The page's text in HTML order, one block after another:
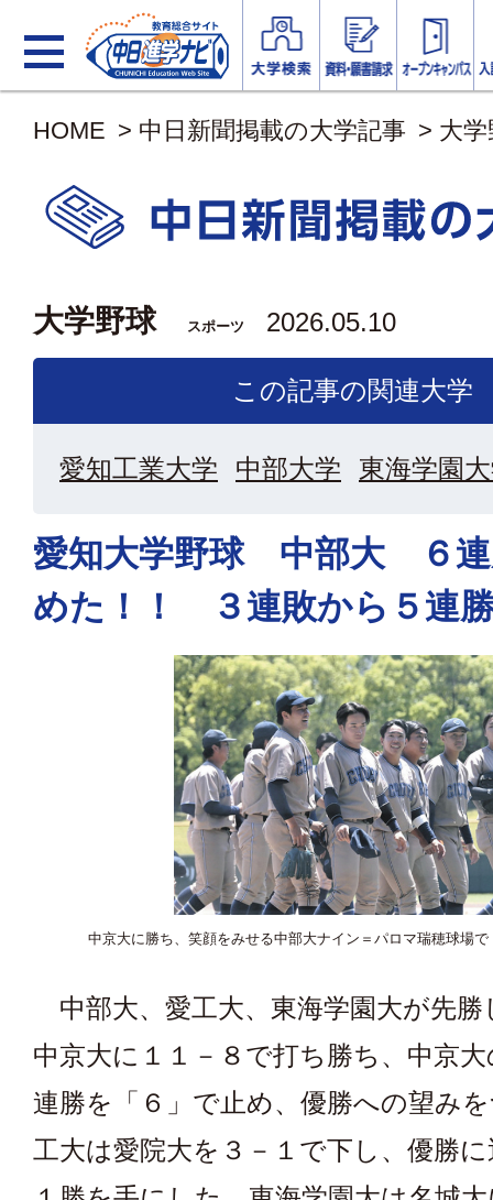
HOME > 中日新聞掲載の大学記事 > 大
大学野球 スポーツ 2026.05.10
この記事の関連大学
愛知工業大学 中部大学 東海学園
愛知大学野球 中部大 ６連
めた！！ ３連敗から５連
中京大に勝ち、笑顔をみせる中部大ナイン＝パロマ瑞穂球場
中部大、愛工大、東海学園大が先勝
中京大に１１－８で打ち勝ち、中京
連勝を「６」で止め、優勝への望み
工大は愛院大を３－１で下し、優勝